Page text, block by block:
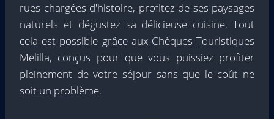
rues chargées d'histoire, profitez de ses paysages
naturels et dégustez sa délicieuse cuisine. Tout
cela est possible grâce aux Chèques Touristiques
Melilla, conçus pour que vous puissiez profiter
pleinement de votre séjour sans que le coût ne
soit un problème.